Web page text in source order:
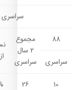
سراسری
88
مجموع
2 سال
سراسری
سراسری
10
26